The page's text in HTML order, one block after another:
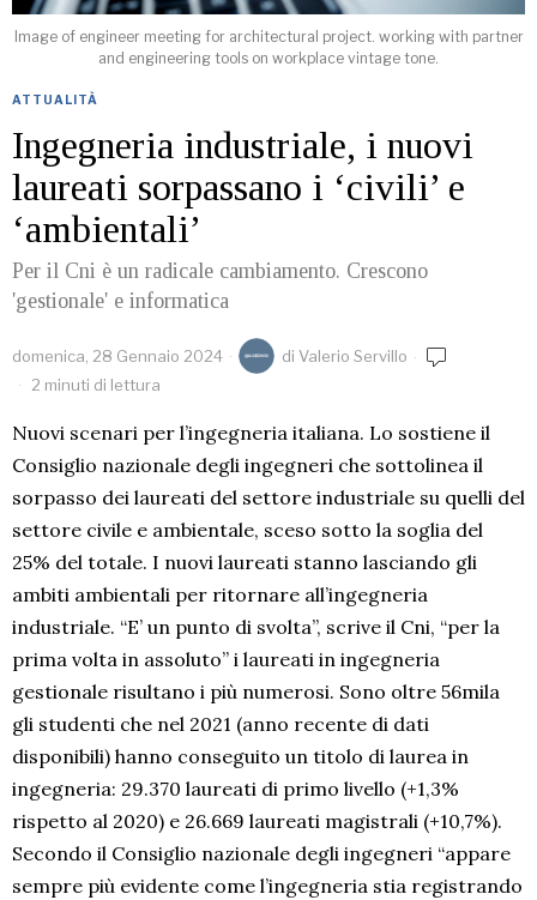
Image of engineer meeting for architectural project. working with partner
and engineering tools on workplace vintage tone.
ATTUALITÀ
Ingegneria industriale, i nuovi
laureati sorpassano i ‘civili’ e
‘ambientali’
Per il Cni è un radicale cambiamento. Crescono
'gestionale' e informatica
domenica, 28 Gennaio 2024 di Valerio Servillo
2 minuti di lettura
Nuovi scenari per l’ingegneria italiana. Lo sostiene il
Consiglio nazionale degli ingegneri che sottolinea il
sorpasso dei laureati del settore industriale su quelli del
settore civile e ambientale, sceso sotto la soglia del
25% del totale. I nuovi laureati stanno lasciando gli
ambiti ambientali per ritornare all’ingegneria
industriale. “E’ un punto di svolta”, scrive il Cni, “per la
prima volta in assoluto” i laureati in ingegneria
gestionale risultano i più numerosi. Sono oltre 56mila
gli studenti che nel 2021 (anno recente di dati
disponibili) hanno conseguito un titolo di laurea in
ingegneria: 29.370 laureati di primo livello (+1,3%
rispetto al 2020) e 26.669 laureati magistrali (+10,7%).
Secondo il Consiglio nazionale degli ingegneri “appare
sempre più evidente come l’ingegneria stia registrando